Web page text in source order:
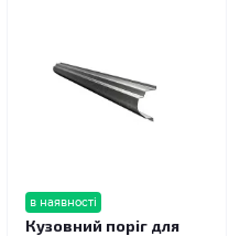
в наявності
Кузовний поріг для